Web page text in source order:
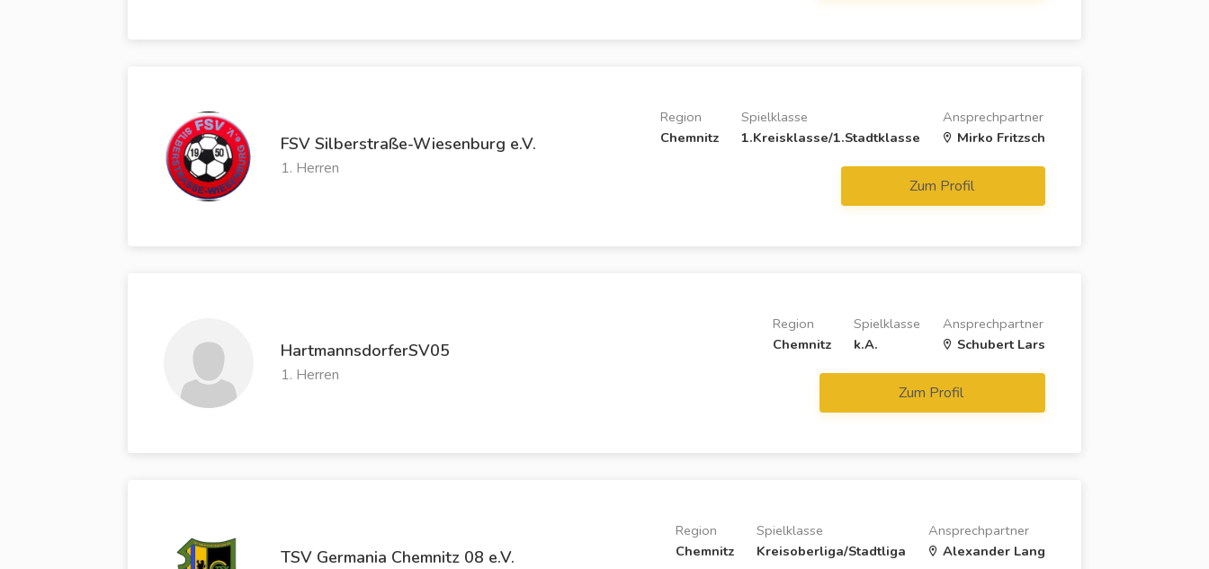
FSV Silberstraße-Wiesenburg e.V.
1. Herren
Ansprechpartner
Mirko Fritzsch
Spielklasse
1.Kreisklasse/1.Stadtklasse
Region
Chemnitz
Zum Profil
HartmannsdorferSV05
1. Herren
Ansprechpartner
Schubert Lars
Spielklasse
k.A.
Region
Chemnitz
Zum Profil
TSV Germania Chemnitz 08 e.V.
Ansprechpartner
Alexander Lang
Spielklasse
Kreisoberliga/Stadtliga
Region
Chemnitz